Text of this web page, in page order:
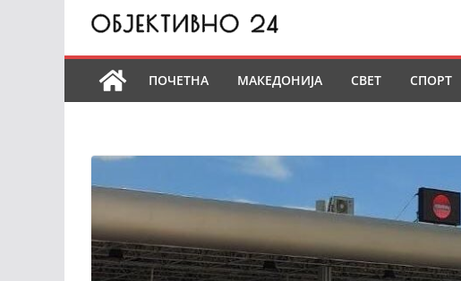
ПОЧЕТНА МАКЕДОНИЈА СВЕТ СПОРТ